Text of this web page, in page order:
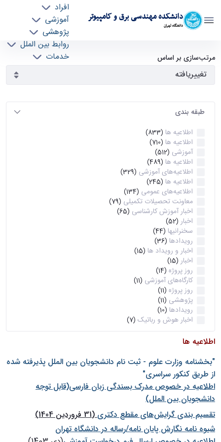
دانشکده مهندسی برق و کامپیوتر
دانشگاه تهران
افراد
آموزشی
پژوهشی
روابط بین الملل
خدمات
آرشیو اطلاعیه ها - ece- دانشکده مهندسی برق و
کامپیوتر
مرتب‌سازی بر اساس
طبقه بندی
اطلاعیه ها (833)
اطلاعیه ها (710)
آموزشی (512)
اطلاعیه ها (489)
اطلاعیه‌های‌ آموزشی (329)
اطلاعیه ها (245)
اطلاعیه‌های عمومی (134)
معاونت تحصیلات تکمیلی (79)
اخبار آموزش کارشناسی (65)
اخبار (52)
سخنرانیها (44)
رویدادها (36)
اخبار و رویداد ها (15)
اخبار (15)
روز پروژه (14)
کارگاه‌های آموزشی (11)
روز پروژه (11)
پژوهشی (11)
رویدادها (10)
اخبار هوش و رباتیک (7)
اطلاعیه ها
"بخشنامه وزارت علوم - ثبت نام دانشجويان بين الملل پذيرفته شده
از طريق كنكور سراسری"
اطلاعیه در خصوص مدرک بسندگی زبان فارسی(قابل توجه
دانشجویان بین الملل)
تقسیم بندی گرایش‌های مقطع دکتری(31 فروردین 1404)
شيوه نامه نگارش پايان نامه/رساله در دانشگاه تهران